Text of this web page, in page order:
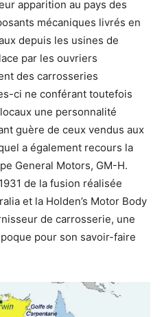
apparition au pays des
mécaniques livrés en
depuis les usines de
par les ouvriers
des carrosseries
ci ne conférant toutefois
une personnalité
guère de ceux vendus aux
a également recours la
General Motors, GM-H.
de la fusion réalisée
et la Holden’s Motor Body
de carrosserie, une
pour son savoir-faire